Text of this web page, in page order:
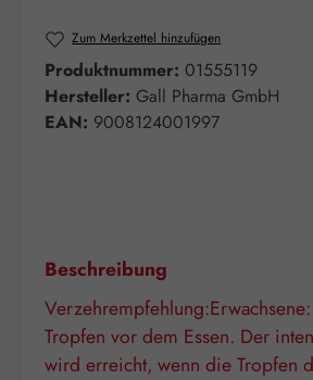
Zum Merkzettel hinzufügen
Produktnummer: 01555119
Hersteller: Gall Pharma GmbH
EAN: 9008124001997
Beschreibung
Tropfen vor dem Essen. Der
wird erreicht, wenn die Tropfen